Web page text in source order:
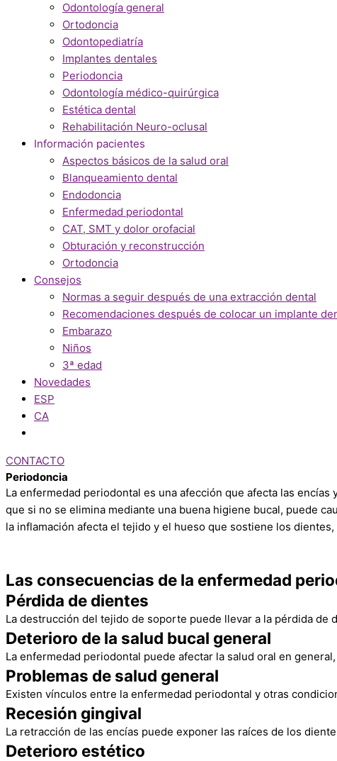
Odontología general
Ortodoncia
Odontopediatría
Implantes dentales
Periodoncia
Odontología médico-quirúrgica
Estética dental
Rehabilitación Neuro-oclusal
Información pacientes
Aspectos básicos de la salud oral
Blanqueamiento dental
Endodoncia
Enfermedad periodontal
CAT, SMT y dolor orofacial
Obturación y reconstrucción
Ortodoncia
Consejos
Normas a seguir después de una extracción dental
Recomendaciones después de colocar un implante
Embarazo
Niños
3ª edad
Novedades
ESP
CA
CONTACTO
Periodoncia
La enfermedad periodontal es una afección que afecta las
que si no se elimina mediante una buena higiene bucal, puede
la inflamación afecta el tejido y el hueso que sostiene los
Las consecuencias de la enfermedad
Pérdida de dientes
La destrucción del tejido de soporte puede llevar a la pérdida de
Deterioro de la salud bucal general
La enfermedad periodontal puede afectar la salud oral en
Problemas de salud general
Existen vínculos entre la enfermedad periodontal y otras
Recesión gingival
La retracción de las encías puede exponer las raíces de los
Deterioro estético